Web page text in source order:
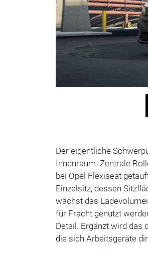
Der eigentliche
Innenraum. Zentrale
bei Opel Flexiseat
Einzelsitz, dessen
wächst das
für Fracht genutzt
Detail. Ergänzt wird das
die sich Arbeitsgeräte